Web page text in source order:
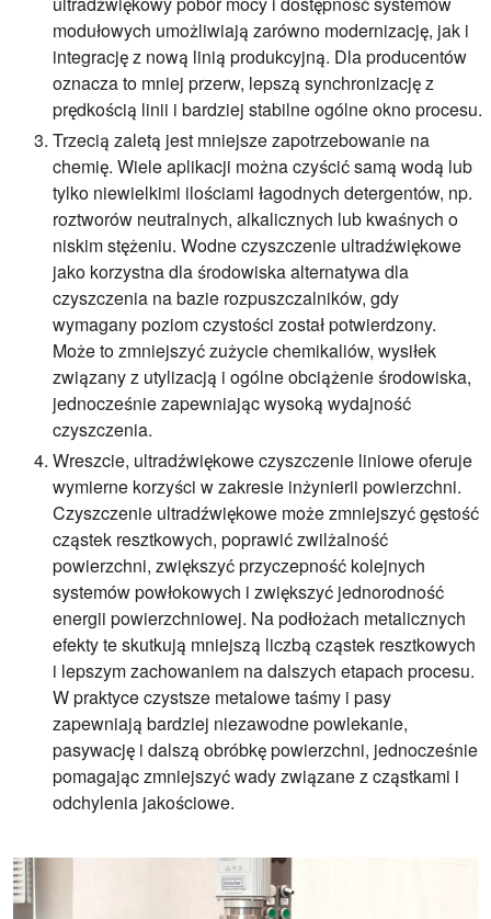
modułowych umożliwiają zarówno modernizację, jak i
integrację z nową linią produkcyjną. Dla producentów
oznacza to mniej przerw, lepszą synchronizację z
prędkością linii i bardziej stabilne ogólne okno procesu.
Trzecią zaletą jest mniejsze zapotrzebowanie na
chemię. Wiele aplikacji można czyścić samą wodą lub
tylko niewielkimi ilościami łagodnych detergentów, np.
roztworów neutralnych, alkalicznych lub kwaśnych o
niskim stężeniu. Wodne czyszczenie ultradźwiękowe
jako korzystna dla środowiska alternatywa dla
czyszczenia na bazie rozpuszczalników, gdy
wymagany poziom czystości został potwierdzony.
Może to zmniejszyć zużycie chemikaliów, wysiłek
związany z utylizacją i ogólne obciążenie środowiska,
jednocześnie zapewniając wysoką wydajność
czyszczenia.
Wreszcie, ultradźwiękowe czyszczenie liniowe oferuje
wymierne korzyści w zakresie inżynierii powierzchni.
Czyszczenie ultradźwiękowe może zmniejszyć gęstość
cząstek resztkowych, poprawić zwilżalność
powierzchni, zwiększyć przyczepność kolejnych
systemów powłokowych i zwiększyć jednorodność
energii powierzchniowej. Na podłożach metalicznych
efekty te skutkują mniejszą liczbą cząstek resztkowych
i lepszym zachowaniem na dalszych etapach procesu.
W praktyce czystsze metalowe taśmy i pasy
zapewniają bardziej niezawodne powlekanie,
pasywację i dalszą obróbkę powierzchni, jednocześnie
pomagając zmniejszyć wady związane z cząstkami i
odchylenia jakościowe.